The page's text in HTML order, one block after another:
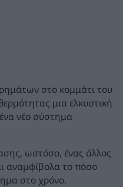
στο κομμάτι του
μια ελκυστική
ένα νέο σύστημα
ωστόσο, ένας άλλος
αναμφίβολα το πόσο
στο χρόνο.